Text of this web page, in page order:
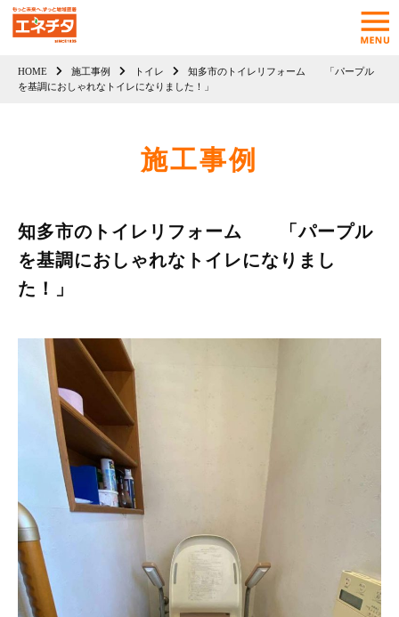
HOME 施工事例 トイレ
知多市のトイレリフォーム 「パープル
を基調におしゃれなトイレになりました！」
施工事例
知多市のトイレリフォーム 「パープル
を基調におしゃれなトイレになりまし
た！」